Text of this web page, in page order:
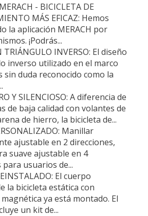
- BICICLETA DE
MÁS EFICAZ: Hemos
la aplicación MERACH por
¡Podrás...
TRIÁNGULO INVERSO: El diseño
inverso utilizado en el marco
sin duda reconocido como la
Y SILENCIOSO: A diferencia de
de baja calidad con volantes de
de hierro, la bicicleta de...
Manillar
ajustable en 2 direcciones,
suave ajustable en 4
usuarios de...
El cuerpo
la bicicleta estática con
ya está montado. El
un kit de...